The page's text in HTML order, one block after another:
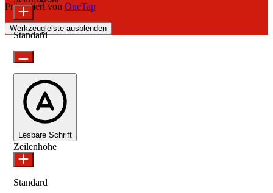
Präsentiert von OneTap
Werkzeugleiste ausblenden
Standard
Lesbare Schrift
Zeilenhöhe
Standard